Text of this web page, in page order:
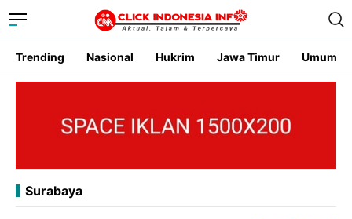
Trending Nasional Hukrim Jawa Timur Umum
Surabaya